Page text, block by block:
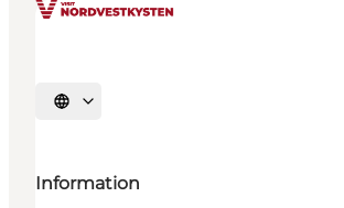
Velg språk
Information